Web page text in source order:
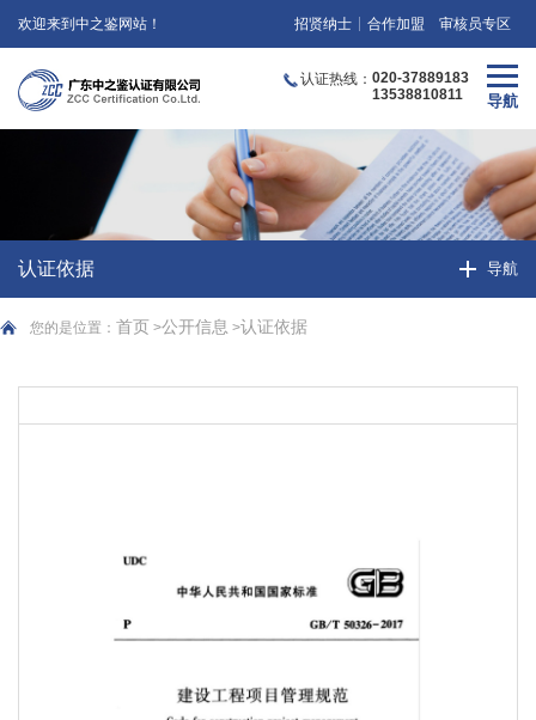
欢迎来到中之鉴网站！ 招贤纳士 合作加盟 审核员专区
认证热线： 020-37889183
13538810811
认证依据
您的是位置： 首页 >公开信息 >认证依据